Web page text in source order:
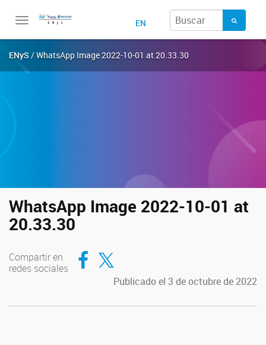
Toggle
EN
ENyS / WhatsApp Image 2022-10-01 at 20.33.30
WhatsApp Image 2022-10-01 at
20.33.30
Compartir en
redes sociales
Compartir en Facebook
Compartir en Twitter
Publicado el 3 de octubre de 2022